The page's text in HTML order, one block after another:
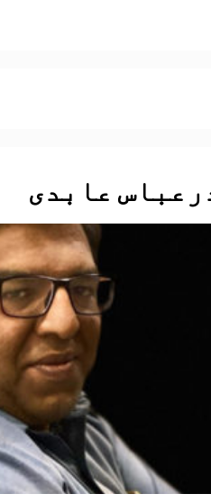
عابدی